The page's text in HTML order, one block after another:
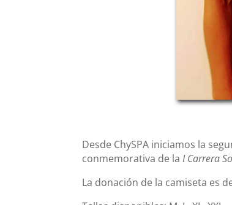
Desde ChySPA iniciamos la
conmemorativa de la I Carrera
La donación de la camiseta es